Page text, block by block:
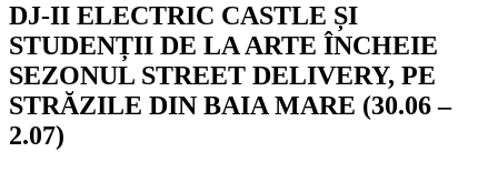
DJ-II ELECTRIC CASTLE ȘI
STUDENȚII DE LA ARTE ÎNCHEIE
SEZONUL STREET DELIVERY, PE
STRĂZILE DIN BAIA MARE (30.06 –
2.07)